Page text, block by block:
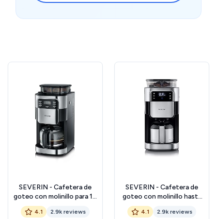
SEVERIN - Cafetera de
goteo con molinillo para 10
tazas, Cafetera de filtro /
Cafetera americana con
4.1 2.9k reviews
SEVERIN - Cafetera de
goteo con molinillo hasta
10 tazas, Cafetera de filtro
/ Cafetera americana con
4.1 2.9k reviews